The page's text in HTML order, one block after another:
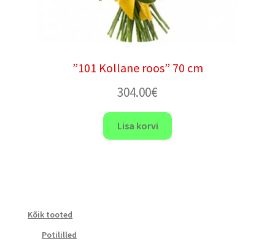
”101 Kollane roos” 70 cm
304.00€
Lisa korvi
Kõik tooted
Potililled